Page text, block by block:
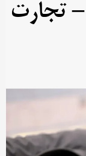
تجارت